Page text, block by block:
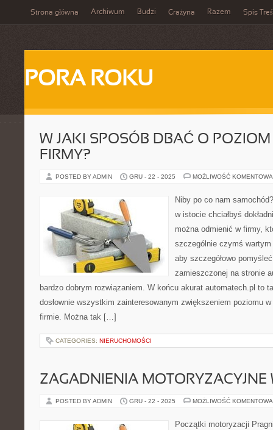
Strona główna Archiwum Budzi Grażyna Razem Spis
PORA ROKU
W JAKI SPOSÓB DBAĆ O POZIOM
FIRMY?
POSTED BY ADMIN GRU - 22 - 2025 MOŻLIWOŚĆ
Niby po co nam
w istocie chciałbyś
można odmienić w firmy,
szczególnie czymś
aby szczegółowo
zamieszczonej na stronie
bardzo dobrym rozwiązaniem. W końcu akurat automatech.pl to
dosłownie wszystkim zainteresowanym zwiększeniem poziomu
firmie. Można tak […]
CATEGORIES: NIERUCHOMOŚCI
ZAGADNIENIA MOTORYZACYJNE
POSTED BY ADMIN GRU - 22 - 2025 MOŻLIWOŚĆ
Początki motoryzacji